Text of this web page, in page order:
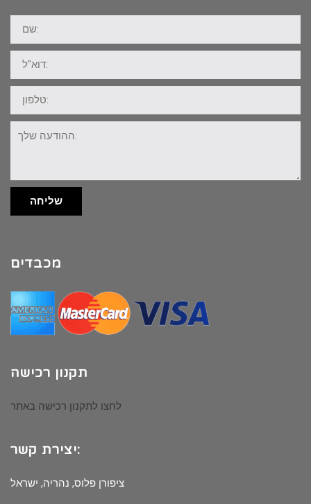
שם:
דוא"ל:
טלפון:
ההודעה
שלך:
שליחה
מכבדים
תקנון רכישה
לחצו לתקנון רכישה באתר
יצירת קשר:
ציפורן פלוס, נהריה, ישראל